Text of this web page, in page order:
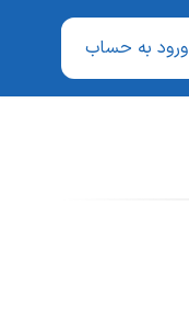
ورود به حساب